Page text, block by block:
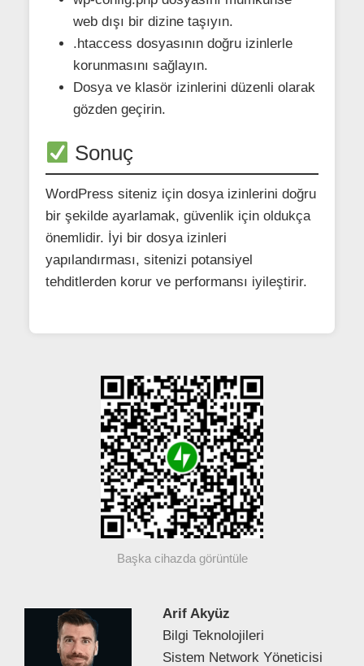
web dışı bir dizine taşıyın.
.htaccess dosyasının doğru izinlerle
korunmasını sağlayın.
Dosya ve klasör izinlerini düzenli olarak
gözden geçirin.
Sonuç
WordPress siteniz için dosya izinlerini doğru
bir şekilde ayarlamak, güvenlik için oldukça
önemlidir. İyi bir dosya izinleri
yapılandırması, sitenizi potansiyel
tehditlerden korur ve performansı iyileştirir.
Başka cihazda görüntüle
Arif Akyüz
Bilgi Teknolojileri
Sistem Network Yöneticisi